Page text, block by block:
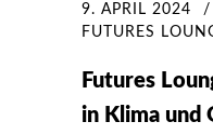
9. APRIL 2024
FUTURES
Futures
in Klima und